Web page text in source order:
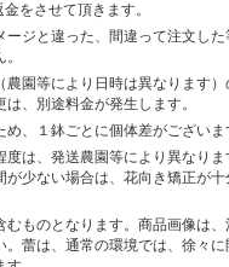
をさせて頂きます。
ージと違った、間違って注文し
農園等により日時は異なります
、別途料金が発生します。
、１鉢ごとに個体差がございま
度は、発送農園等により異なり
が少ない場合は、花向き矯正が
むものとなります。商品画像は
。蕾は、通常の環境では、徐々